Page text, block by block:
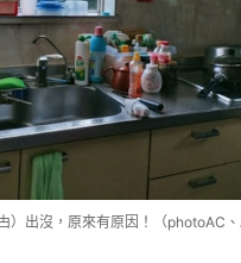
）出沒，原來有原因！（photoAC、